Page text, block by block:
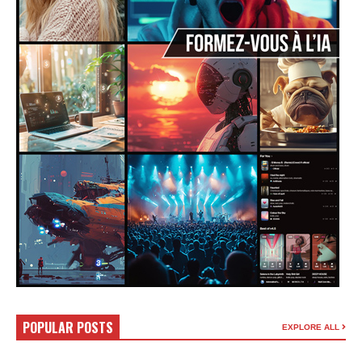
POPULAR POSTS EXPLORE ALL